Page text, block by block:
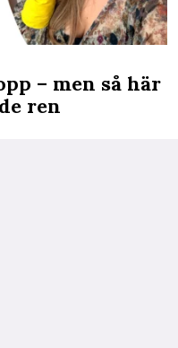
– men så här
ren